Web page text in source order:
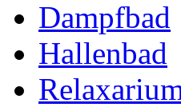
Dampfbad
Hallenbad